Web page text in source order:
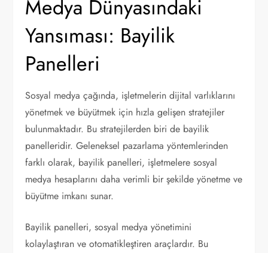
Medya Dünyasındaki
Yansıması: Bayilik
Panelleri
Sosyal medya çağında, işletmelerin dijital varlıklarını
yönetmek ve büyütmek için hızla gelişen stratejiler
bulunmaktadır. Bu stratejilerden biri de bayilik
panelleridir. Geleneksel pazarlama yöntemlerinden
farklı olarak, bayilik panelleri, işletmelere sosyal
medya hesaplarını daha verimli bir şekilde yönetme ve
büyütme imkanı sunar.
Bayilik panelleri, sosyal medya yönetimini
kolaylaştıran ve otomatikleştiren araçlardır. Bu